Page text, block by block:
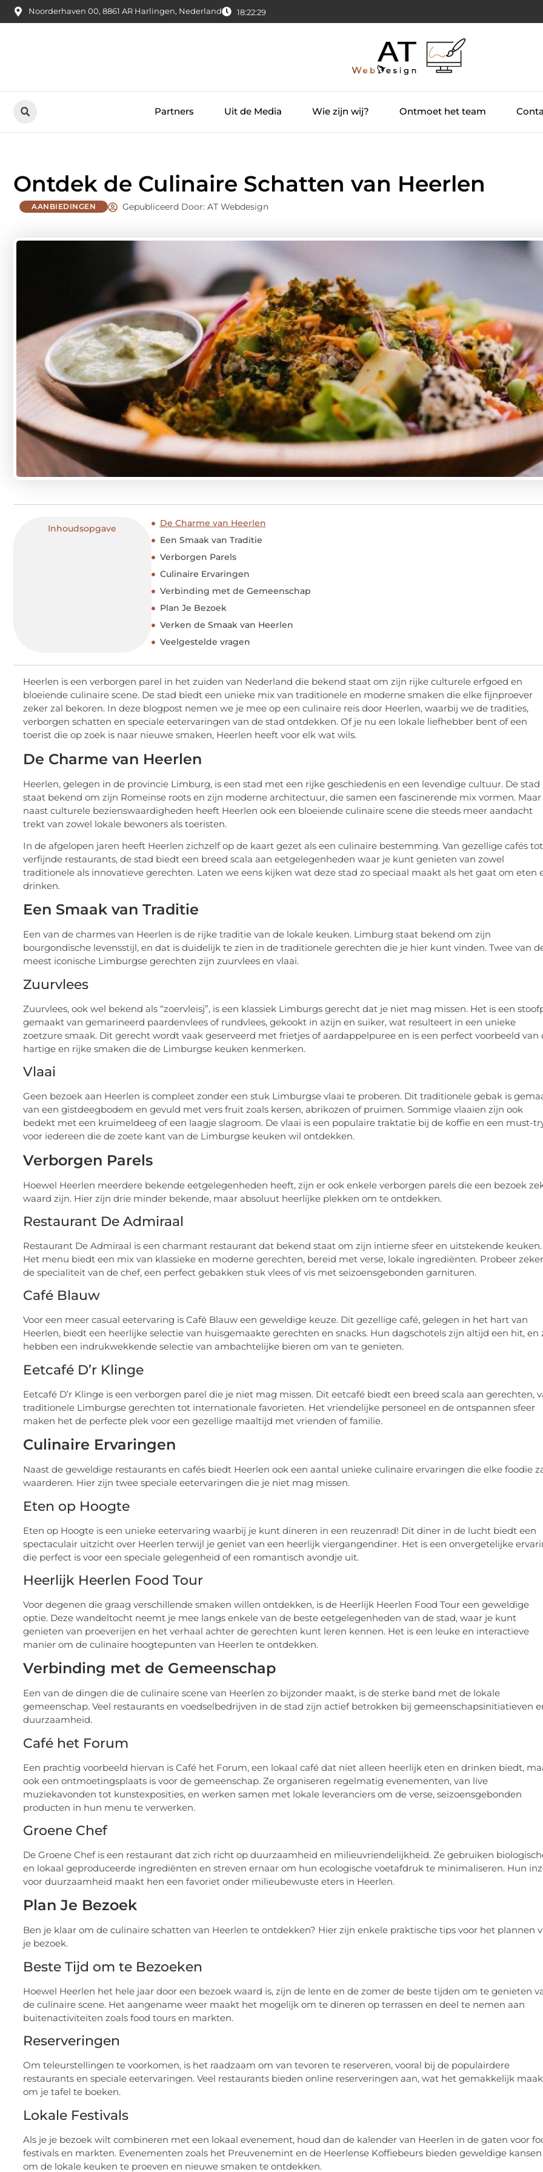
Noorderhaven 00, 8861 AR Harlingen, Nederland 18:22:30
Partners Uit de Media Wie zijn wij? Ontmoet het team
Ontdek de Culinaire Schatten van Heerlen
AANBIEDINGEN Gepubliceerd Door: AT Webdesign
Inhoudsopgave
De Charme van Heerlen
Een Smaak van Traditie
Verborgen Parels
Culinaire Ervaringen
Verbinding met de Gemeenschap
Plan Je Bezoek
Verken de Smaak van Heerlen
Veelgestelde vragen
Heerlen is een verborgen parel in het zuiden van Nederland die bekend staat om zijn rijke culturele erfgoed en
bloeiende culinaire scene. De stad biedt een unieke mix van traditionele en moderne smaken die elke fijnproever
zeker zal bekoren. In deze blogpost nemen we je mee op een culinaire reis door Heerlen, waarbij we de tradities,
verborgen schatten en speciale eetervaringen van de stad ontdekken. Of je nu een lokale liefhebber bent of een
toerist die op zoek is naar nieuwe smaken, Heerlen heeft voor elk wat wils.
De Charme van Heerlen
Heerlen, gelegen in de provincie Limburg, is een stad met een rijke geschiedenis en een levendige cultuur. De stad
staat bekend om zijn Romeinse roots en zijn moderne architectuur, die samen een fascinerende mix vormen. Maar
naast culturele bezienswaardigheden heeft Heerlen ook een bloeiende culinaire scene die steeds meer aandacht
trekt van zowel lokale bewoners als toeristen.
In de afgelopen jaren heeft Heerlen zichzelf op de kaart gezet als een culinaire bestemming. Van gezellige cafés tot
verfijnde restaurants, de stad biedt een breed scala aan eetgelegenheden waar je kunt genieten van zowel
traditionele als innovatieve gerechten. Laten we eens kijken wat deze stad zo speciaal maakt als het gaat om eten
drinken.
Een Smaak van Traditie
Een van de charmes van Heerlen is de rijke traditie van de lokale keuken. Limburg staat bekend om zijn
bourgondische levensstijl, en dat is duidelijk te zien in de traditionele gerechten die je hier kunt vinden. Twee van
meest iconische Limburgse gerechten zijn zuurvlees en vlaai.
Zuurvlees
Zuurvlees, ook wel bekend als “zoervleisj”, is een klassiek Limburgs gerecht dat je niet mag missen. Het is een
gemaakt van gemarineerd paardenvlees of rundvlees, gekookt in azijn en suiker, wat resulteert in een unieke
zoetzure smaak. Dit gerecht wordt vaak geserveerd met frietjes of aardappelpuree en is een perfect voorbeeld van
hartige en rijke smaken die de Limburgse keuken kenmerken.
Vlaai
Geen bezoek aan Heerlen is compleet zonder een stuk Limburgse vlaai te proberen. Dit traditionele gebak is
van een gistdeegbodem en gevuld met vers fruit zoals kersen, abrikozen of pruimen. Sommige vlaaien zijn ook
bedekt met een kruimeldeeg of een laagje slagroom. De vlaai is een populaire traktatie bij de koffie en een must-
voor iedereen die de zoete kant van de Limburgse keuken wil ontdekken.
Verborgen Parels
Hoewel Heerlen meerdere bekende eetgelegenheden heeft, zijn er ook enkele verborgen parels die een bezoek
waard zijn. Hier zijn drie minder bekende, maar absoluut heerlijke plekken om te ontdekken.
Restaurant De Admiraal
Restaurant De Admiraal is een charmant restaurant dat bekend staat om zijn intieme sfeer en uitstekende keuken.
Het menu biedt een mix van klassieke en moderne gerechten, bereid met verse, lokale ingrediënten. Probeer zeker
de specialiteit van de chef, een perfect gebakken stuk vlees of vis met seizoensgebonden garnituren.
Café Blauw
Voor een meer casual eetervaring is Café Blauw een geweldige keuze. Dit gezellige café, gelegen in het hart van
Heerlen, biedt een heerlijke selectie van huisgemaakte gerechten en snacks. Hun dagschotels zijn altijd een hit, en
hebben een indrukwekkende selectie van ambachtelijke bieren om van te genieten.
Eetcafé D’r Klinge
Eetcafé D’r Klinge is een verborgen parel die je niet mag missen. Dit eetcafé biedt een breed scala aan gerechten,
traditionele Limburgse gerechten tot internationale favorieten. Het vriendelijke personeel en de ontspannen sfeer
maken het de perfecte plek voor een gezellige maaltijd met vrienden of familie.
Culinaire Ervaringen
Naast de geweldige restaurants en cafés biedt Heerlen ook een aantal unieke culinaire ervaringen die elke foodie
waarderen. Hier zijn twee speciale eetervaringen die je niet mag missen.
Eten op Hoogte
Eten op Hoogte is een unieke eetervaring waarbij je kunt dineren in een reuzenrad! Dit diner in de lucht biedt een
spectaculair uitzicht over Heerlen terwijl je geniet van een heerlijk viergangendiner. Het is een onvergetelijke
die perfect is voor een speciale gelegenheid of een romantisch avondje uit.
Heerlijk Heerlen Food Tour
Voor degenen die graag verschillende smaken willen ontdekken, is de Heerlijk Heerlen Food Tour een geweldige
optie. Deze wandeltocht neemt je mee langs enkele van de beste eetgelegenheden van de stad, waar je kunt
genieten van proeverijen en het verhaal achter de gerechten kunt leren kennen. Het is een leuke en interactieve
manier om de culinaire hoogtepunten van Heerlen te ontdekken.
Verbinding met de Gemeenschap
Een van de dingen die de culinaire scene van Heerlen zo bijzonder maakt, is de sterke band met de lokale
gemeenschap. Veel restaurants en voedselbedrijven in de stad zijn actief betrokken bij gemeenschapsinitiatieven
duurzaamheid.
Café het Forum
Een prachtig voorbeeld hiervan is Café het Forum, een lokaal café dat niet alleen heerlijk eten en drinken biedt,
ook een ontmoetingsplaats is voor de gemeenschap. Ze organiseren regelmatig evenementen, van live
muziekavonden tot kunstexposities, en werken samen met lokale leveranciers om de verse, seizoensgebonden
producten in hun menu te verwerken.
Groene Chef
De Groene Chef is een restaurant dat zich richt op duurzaamheid en milieuvriendelijkheid. Ze gebruiken
en lokaal geproduceerde ingrediënten en streven ernaar om hun ecologische voetafdruk te minimaliseren. Hun
voor duurzaamheid maakt hen een favoriet onder milieubewuste eters in Heerlen.
Plan Je Bezoek
Ben je klaar om de culinaire schatten van Heerlen te ontdekken? Hier zijn enkele praktische tips voor het plannen
je bezoek.
Beste Tijd om te Bezoeken
Hoewel Heerlen het hele jaar door een bezoek waard is, zijn de lente en de zomer de beste tijden om te genieten
de culinaire scene. Het aangename weer maakt het mogelijk om te dineren op terrassen en deel te nemen aan
buitenactiviteiten zoals food tours en markten.
Reserveringen
Om teleurstellingen te voorkomen, is het raadzaam om van tevoren te reserveren, vooral bij de populairdere
restaurants en speciale eetervaringen. Veel restaurants bieden online reserveringen aan, wat het gemakkelijk
om je tafel te boeken.
Lokale Festivals
Als je je bezoek wilt combineren met een lokaal evenement, houd dan de kalender van Heerlen in de gaten voor
festivals en markten. Evenementen zoals het Preuvenemint en de Heerlense Koffiebeurs bieden geweldige kansen
om de lokale keuken te proeven en nieuwe smaken te ontdekken.